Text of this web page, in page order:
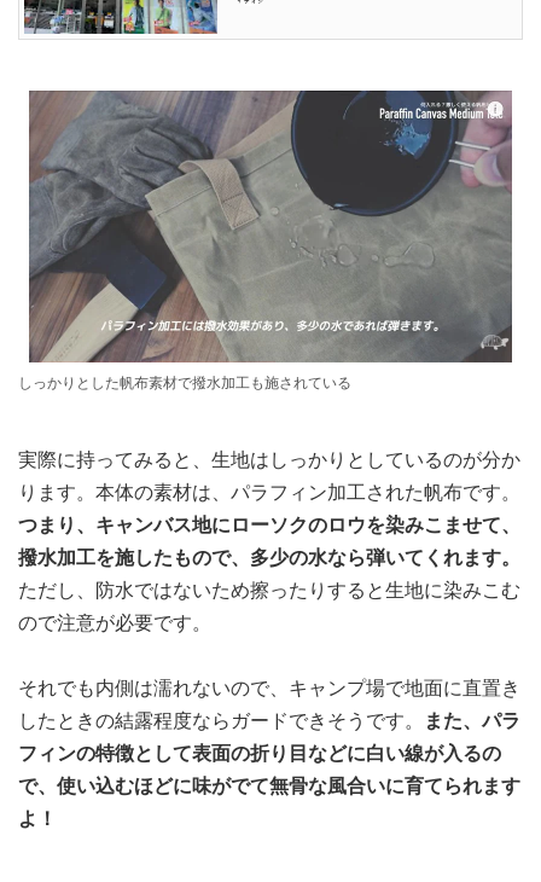
しっかりとした帆布素材で撥水加工も施されている
実際に持ってみると、生地はしっかりとしているのが分か
ります。本体の素材は、パラフィン加工された帆布です。
つまり、キャンバス地にローソクのロウを染みこませて、
撥水加工を施したもので、多少の水なら弾いてくれます。
ただし、防水ではないため擦ったりすると生地に染みこむ
ので注意が必要です。
それでも内側は濡れないので、キャンプ場で地面に直置き
したときの結露程度ならガードできそうです。
また、パラ
フィンの特徴として表面の折り目などに白い線が入るの
で、使い込むほどに味がでて無骨な風合いに育てられます
よ！